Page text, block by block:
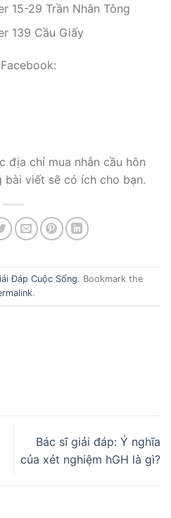
15-29 Trần Nhân Tông
139 Cầu Giấy
địa chỉ mua nhẫn cầu hôn
viết sẽ có ích cho bạn.
Đáp Cuộc Sống. Bookmark the
.
Bác sĩ giải đáp: Ý nghĩa
của xét nghiệm hGH là gì?